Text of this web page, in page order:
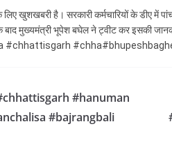
लिए खुशखबरी है। सरकारी कर्मचारियों के डीए में
मुख्यमंत्री भूपेश बघेल ने ट्वीट कर इसकी
#chhattisgarh
#hanuman
#bajrangbali